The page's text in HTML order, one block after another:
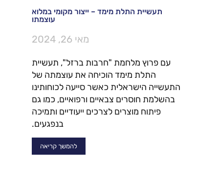
תעשיית התלת מימד – ייצור מקומי במלוא
עוצמתו
מאי 26, 2024
עם פרוץ מלחמת "חרבות ברזל", תעשיית
התלת מימד הוכיחה את עוצמתה של
התעשייה הישראלית כאשר סייעה לכוחותינו
בהשלמת חוסרים צבאיים ורפואיים, כמו גם
פיתוח מוצרים לצרכים ייעודיים ותמיכה
בנפגעים.
להמשך קריאה